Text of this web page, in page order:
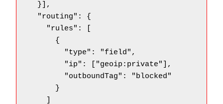
  }],
  "routing": {
    "rules": [
      {
        "type": "field",
        "ip": ["geoip:private"],
        "outboundTag": "blocked"
      }